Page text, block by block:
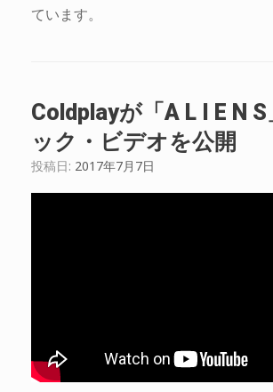
ています。
Coldplayが「A L I E N S
ック・ビデオを公開
投稿日: 2017年7月7日